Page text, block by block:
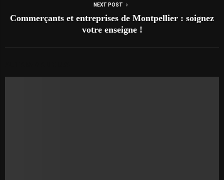
NEXT POST
Commerçants et entreprises de Montpellier : soignez
votre enseigne !